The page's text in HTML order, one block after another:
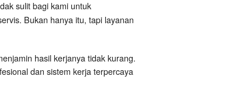
sulit bagi kami untuk
Bukan hanya itu, tapi layanan
hasil kerjanya tidak kurang.
dan sistem kerja terpercaya